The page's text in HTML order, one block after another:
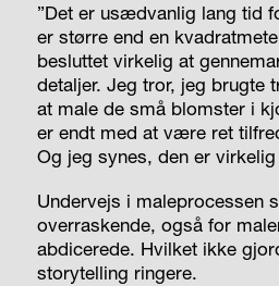
”Det er usædvanlig lang tid
er større end en
besluttet virkelig at
detaljer. Jeg tror, jeg brugte
at male de små blomster i
er endt med at være ret
Og jeg synes, den er virkelig
Undervejs i maleprocessen
overraskende, også for
abdicerede. Hvilket ikke
storytelling ringere.